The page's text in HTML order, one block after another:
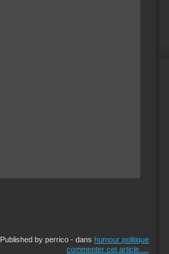
Published by perrico - dans humour politique
commenter cet article